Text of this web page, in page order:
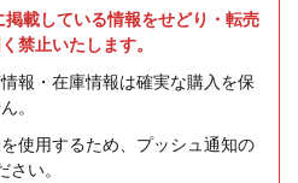
載している情報をせどり・転売
禁止いたします。
報・在庫情報は確実な購入を保
。
使用するため、プッシュ通知の
い。